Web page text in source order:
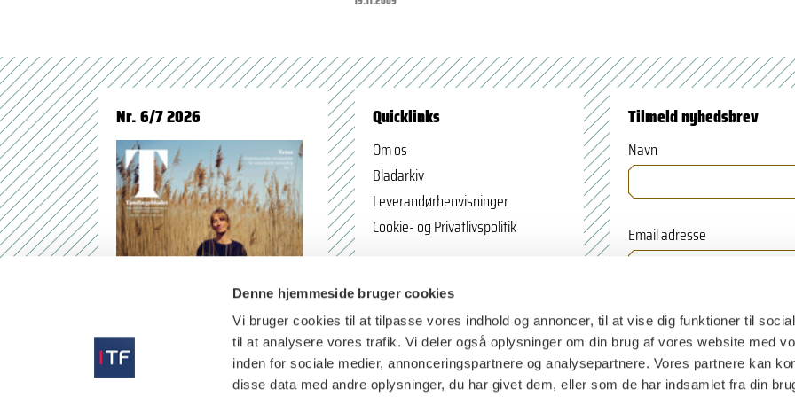
Denne hjemmeside bruger cookies
Vi bruger cookies til at tilpasse vores indhold og annoncer, til at vise dig funktioner til
til at analysere vores trafik. Vi deler også oplysninger om din brug af vores website med
inden for sociale medier, annonceringspartnere og analysepartnere. Vores partnere kan
disse data med andre oplysninger, du har givet dem, eller som de har indsamlet fra din
Nr. 6/7 2026 Quicklinks
Om os
Bladarkiv
Leverandørhenvisninger
Cookie- og Privatlivspolitik
Tilmeld nyhedsbrev
Navn
Email adresse